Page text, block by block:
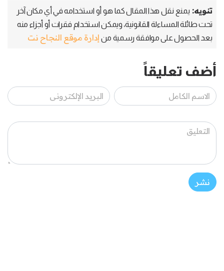
تنويه: يمنع نقل هذا المقال كما هو أو استخدامه في أي مكان آخر
تحت طائلة المساءلة القانونية، ويمكن استخدام فقرات أو أجزاء منه
بعد الحصول على موافقة رسمية من إدارة موقع النجاح نت
أضف تعليقاً
نشر